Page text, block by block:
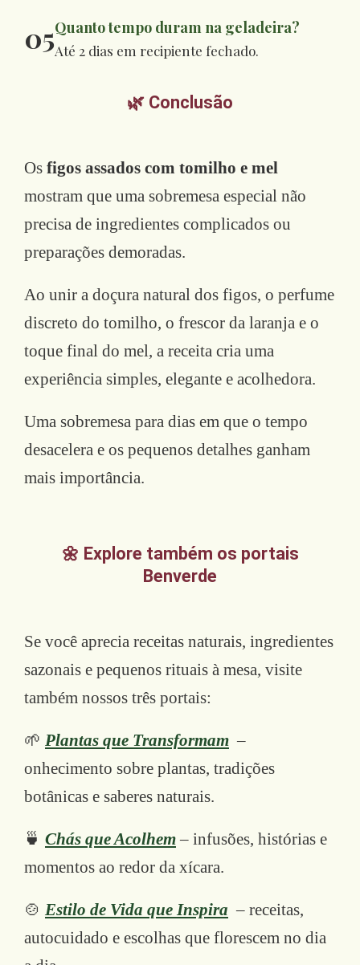
05Quanto tempo duram na geladeira?
Até 2 dias em recipiente fechado.
🌿 Conclusão
Os figos assados com tomilho e mel
mostram que uma sobremesa especial não
precisa de ingredientes complicados ou
preparações demoradas.
Ao unir a doçura natural dos figos, o perfume
discreto do tomilho, o frescor da laranja e o
toque final do mel, a receita cria uma
experiência simples, elegante e acolhedora.
Uma sobremesa para dias em que o tempo
desacelera e os pequenos detalhes ganham
mais importância.
🌼 Explore também os portais
Benverde
Se você aprecia receitas naturais, ingredientes
sazonais e pequenos rituais à mesa, visite
também nossos três portais:
🌱 Plantas que Transformam –
onhecimento sobre plantas, tradições
botânicas e saberes naturais.
🍵 Chás que Acolhem– infusões, histórias e
momentos ao redor da xícara.
🍲 Estilo de Vida que Inspira – receitas,
autocuidado e escolhas que florescem no dia